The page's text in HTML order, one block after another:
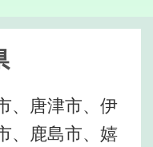
、唐津市、伊
、鹿島市、嬉